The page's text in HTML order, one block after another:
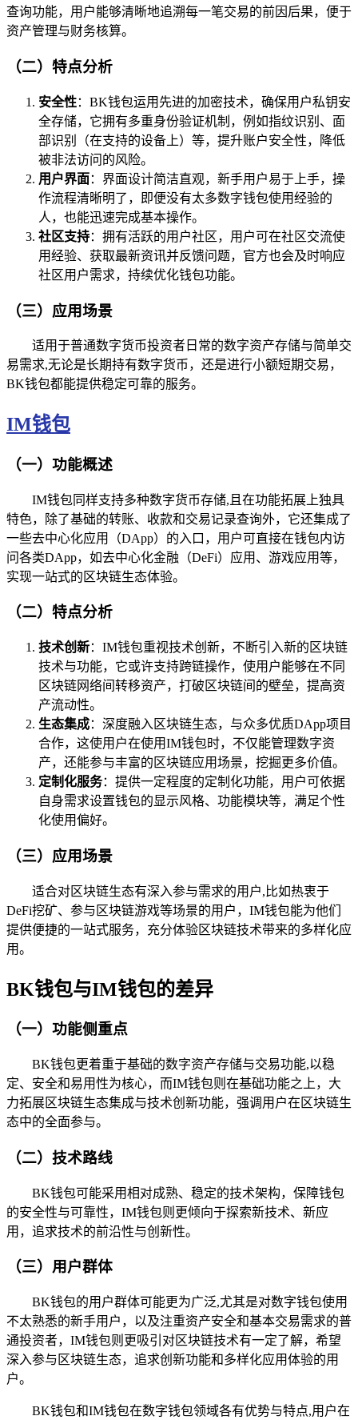
查询功能，用户能够清晰地追溯每一笔交易的前因后果，便于
资产管理与财务核算。
（二）特点分析
安全性：BK钱包运用先进的加密技术，确保用户私钥安
全存储，它拥有多重身份验证机制，例如指纹识别、面
部识别（在支持的设备上）等，提升账户安全性，降低
被非法访问的风险。
用户界面：界面设计简洁直观，新手用户易于上手，操
作流程清晰明了，即便没有太多数字钱包使用经验的
人，也能迅速完成基本操作。
社区支持：拥有活跃的用户社区，用户可在社区交流使
用经验、获取最新资讯并反馈问题，官方也会及时响应
社区用户需求，持续优化钱包功能。
（三）应用场景
适用于普通数字货币投资者日常的数字资产存储与简单交
易需求,无论是长期持有数字货币，还是进行小额短期交易，
BK钱包都能提供稳定可靠的服务。
IM钱包
（一）功能概述
IM钱包同样支持多种数字货币存储,且在功能拓展上独具
特色，除了基础的转账、收款和交易记录查询外，它还集成了
一些去中心化应用（DApp）的入口，用户可直接在钱包内访
问各类DApp，如去中心化金融（DeFi）应用、游戏应用等，
实现一站式的区块链生态体验。
（二）特点分析
技术创新：IM钱包重视技术创新，不断引入新的区块链
技术与功能，它或许支持跨链操作，使用户能够在不同
区块链网络间转移资产，打破区块链间的壁垒，提高资
产流动性。
生态集成：深度融入区块链生态，与众多优质DApp项目
合作，这使用户在使用IM钱包时，不仅能管理数字资
产，还能参与丰富的区块链应用场景，挖掘更多价值。
定制化服务：提供一定程度的定制化功能，用户可依据
自身需求设置钱包的显示风格、功能模块等，满足个性
化使用偏好。
（三）应用场景
适合对区块链生态有深入参与需求的用户,比如热衷于
DeFi挖矿、参与区块链游戏等场景的用户，IM钱包能为他们
提供便捷的一站式服务，充分体验区块链技术带来的多样化应
用。
BK钱包与IM钱包的差异
（一）功能侧重点
BK钱包更着重于基础的数字资产存储与交易功能,以稳
定、安全和易用性为核心，而IM钱包则在基础功能之上，大
力拓展区块链生态集成与技术创新功能，强调用户在区块链生
态中的全面参与。
（二）技术路线
BK钱包可能采用相对成熟、稳定的技术架构，保障钱包
的安全性与可靠性，IM钱包则更倾向于探索新技术、新应
用，追求技术的前沿性与创新性。
（三）用户群体
BK钱包的用户群体可能更为广泛,尤其是对数字钱包使用
不太熟悉的新手用户，以及注重资产安全和基本交易需求的普
通投资者，IM钱包则更吸引对区块链技术有一定了解，希望
深入参与区块链生态，追求创新功能和多样化应用体验的用
户。
BK钱包和IM钱包在数字钱包领域各有优势与特点,用户在